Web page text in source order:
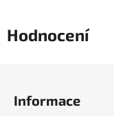
Hodnocení
Informace